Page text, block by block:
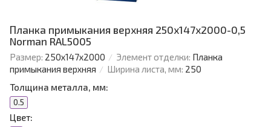
Планка примыкания верхняя 250х147х2000-0,5
Norman RAL5005
Размер: 250х147х2000 Элемент отделки: Планка
примыкания верхняя
Ширина листа, мм: 250
Толщина металла, мм:
0.5
Цвет: